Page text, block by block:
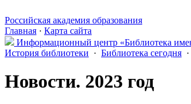
Российская академия образования
Главная · Карта сайта
Информационный центр «Библиотека
История библиотеки · Библиотека сегодня ·
Новости. 2023 год